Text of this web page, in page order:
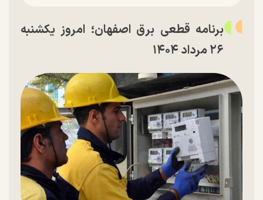
برنامه قطعی برق اصفهان؛ امروز یکشنبه
۲۶ مرداد ۱۴۰۴